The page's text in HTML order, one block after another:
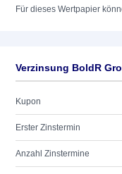
Für dieses Wertpapier
Verzinsung BoldR
Kupon
Erster Zinstermin
Anzahl Zinstermine